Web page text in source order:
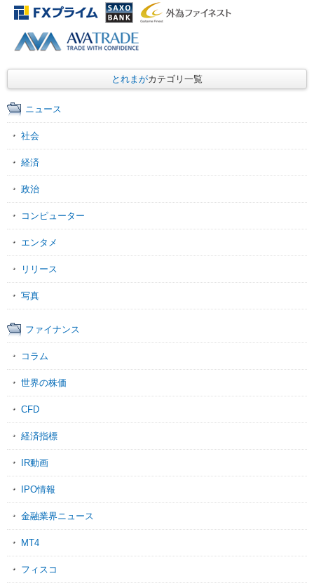
とれまがカテゴリ一覧
ニュース
社会
経済
政治
コンピューター
エンタメ
リリース
写真
ファイナンス
コラム
世界の株価
CFD
経済指標
IR動画
IPO情報
金融業界ニュース
MT4
フィスコ